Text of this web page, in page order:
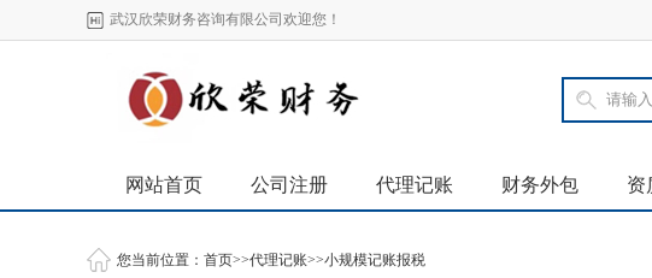
武汉欣荣财务咨询有限公司欢迎您！
网站首页 公司注册 代理记账 财务外包 资
您当前位置： 首页>>代理记账>>小规模记账报税